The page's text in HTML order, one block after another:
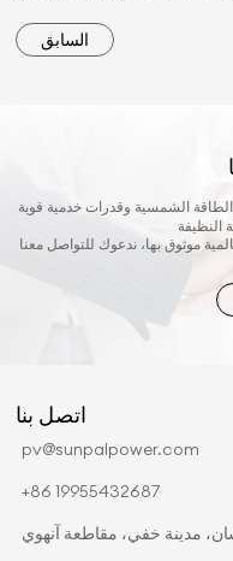
السابق
الشمسية وقدرات خدمية قوية
موثوق بها، ندعوك للتواصل معنا
اتصل بنا
pv@sunpalpower.com
+86 19955432687